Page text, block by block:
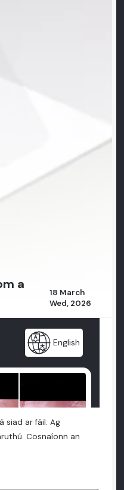
a
18 March
Wed, 2026
siad ar fáil. Ag
Cosnaíonn an